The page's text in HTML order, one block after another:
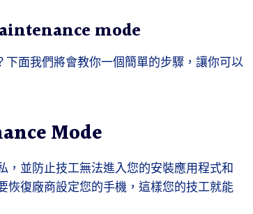
mode
面我們將會教你一個簡單的步驟，讓你可以
Mode
並防止技工無法進入您的安裝應用程式和
恢復廠商設定您的手機，這樣您的技工就能